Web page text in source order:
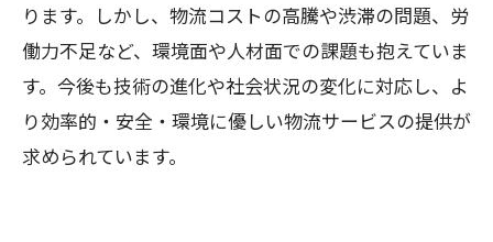
ります。しかし、物流コストの高騰や渋滞の問題、労
働力不足など、環境面や人材面での課題も抱えていま
す。今後も技術の進化や社会状況の変化に対応し、よ
り効率的・安全・環境に優しい物流サービスの提供が
求められています。